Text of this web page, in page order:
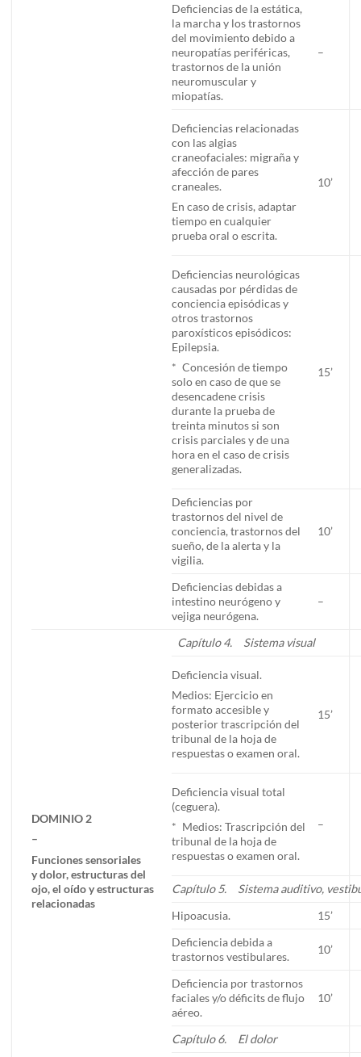
Deficiencias de la estática,
la marcha y los trastornos
del movimiento debido a
neuropatías periféricas,
trastornos de la unión
neuromuscular y
miopatías.
–
Deficiencias relacionadas
con las algias
craneofaciales: migraña y
afección de pares
craneales.
En caso de crisis, adaptar
tiempo en cualquier
prueba oral o escrita.
10’
Deficiencias neurológicas
causadas por pérdidas de
conciencia episódicas y
otros trastornos
paroxísticos episódicos:
Epilepsia.
* Concesión de tiempo
solo en caso de que se
desencadene crisis
durante la prueba de
treinta minutos si son
crisis parciales y de una
hora en el caso de crisis
generalizadas.
15’
Deficiencias por
trastornos del nivel de
conciencia, trastornos del
sueño, de la alerta y la
vigilia.
10’
Deficiencias debidas a
intestino neurógeno y
vejiga neurógena.
–
DOMINIO 2
–
Funciones sensoriales
y dolor, estructuras del
ojo, el oído y estructuras
relacionadas
Capítulo 4. Sistema visual
Deficiencia visual.
Medios: Ejercicio en
formato accesible y
posterior trascripción del
tribunal de la hoja de
respuestas o examen oral.
15’
Deficiencia visual total
(ceguera).
* Medios: Trascripción del
tribunal de la hoja de
respuestas o examen oral.
–
Capítulo 5. Sistema auditivo,
Hipoacusia.
15’
Deficiencia debida a
trastornos vestibulares.
10’
Deficiencia por trastornos
faciales y/o déficits de flujo
aéreo.
10’
Capítulo 6. El dolor